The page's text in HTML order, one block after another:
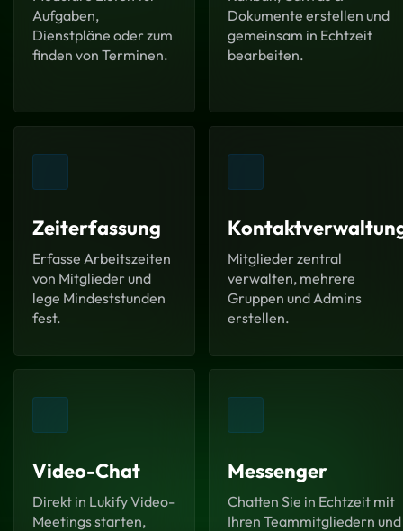
Aufgaben,
Dienstpläne oder zum
finden von Terminen.
Dokumente erstellen und
gemeinsam in Echtzeit
bearbeiten.
Zeiterfassung
Erfasse Arbeitszeiten
von Mitglieder und
lege Mindeststunden
fest.
Mitglieder zentral
verwalten, mehrere
Gruppen und Admins
erstellen.
Video-Chat
Direkt in Lukify Video-
Meetings starten,
Messenger
Chatten Sie in Echtzeit mit
Ihren Teammitgliedern und